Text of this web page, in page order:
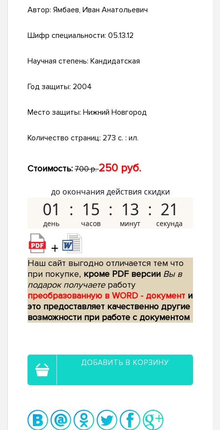
Автор: Ямбаев, Иван Анатольевич
Шифр специальности: 05.13.12
Научная степень: Кандидатская
Год защиты: 2004
Место защиты: Нижний Новгород
Количество страниц: 273 с. : ил.
Стоимость: 700 р.250 руб.
до окончания действия скидки
01 15 13 20
+
Наш сайт выгодно отличается тем что
при покупке, кроме PDF версии Вы в
подарок получаетеработу
преобразованную в WORD - документ и
это предоставляет качественно другие
возможности при работе с документом
ДОБАВИТЬ В КОРЗИНУ